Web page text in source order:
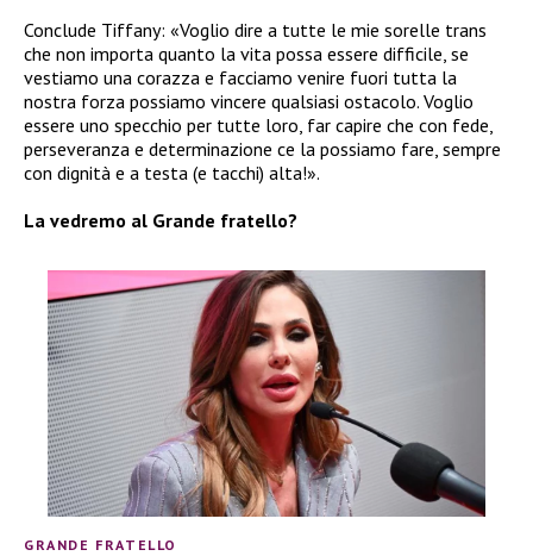
Conclude Tiffany: «Voglio dire a tutte le mie sorelle trans
che non importa quanto la vita possa essere difficile, se
vestiamo una corazza e facciamo venire fuori tutta la
nostra forza possiamo vincere qualsiasi ostacolo. Voglio
essere uno specchio per tutte loro, far capire che con fede,
perseveranza e determinazione ce la possiamo fare, sempre
con dignità e a testa (e tacchi) alta!».
La vedremo al Grande fratello?
GRANDE FRATELLO